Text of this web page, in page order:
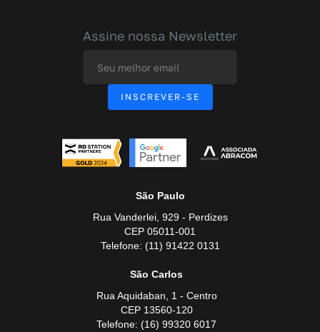
Assine nossa Newsletter
São Paulo
Rua Vanderlei, 929 - Perdizes
CEP 05011-001
Telefone: (11) 91422 0131
São Carlos
Rua Aquidaban, 1 - Centro
CEP 13560-120
Telefone: (16) 99320 6017